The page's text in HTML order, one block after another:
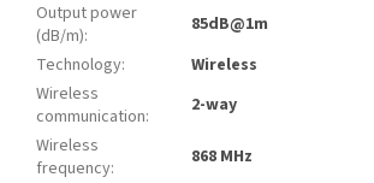
Output power
(dB/m):
85dB@1m
Technology:
Wireless
Wireless
communication:
2-way
Wireless
frequency:
868 MHz